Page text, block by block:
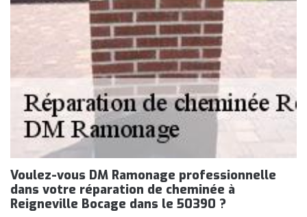
Voulez-vous DM Ramonage professionnelle
dans votre réparation de cheminée à
Reigneville Bocage dans le 50390 ?